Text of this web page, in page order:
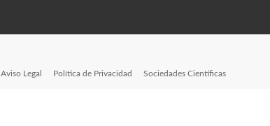
Aviso Legal Política de Privacidad Sociedades Científicas